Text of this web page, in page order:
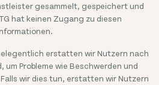
gesammelt, gespeichert und
hat keinen Zugang zu diesen
erstatten wir Nutzern nach
um Probleme wie Beschwerden und
wir dies tun, erstatten wir Nutzern